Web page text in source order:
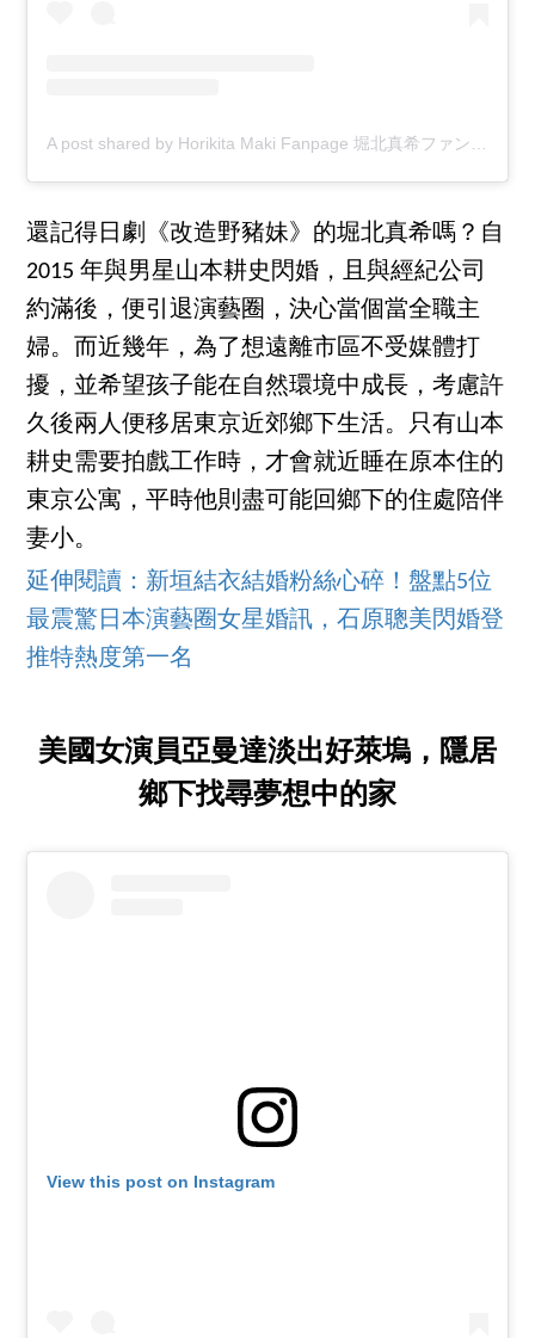
還記得日劇《改造野豬妹》的堀北真希嗎？自
2015 年與男星山本耕史閃婚，且與經紀公司
約滿後，便引退演藝圈，決心當個當全職主
婦。而近幾年，為了想遠離市區不受媒體打
擾，並希望孩子能在自然環境中成長，考慮許
久後兩人便移居東京近郊鄉下生活。只有山本
耕史需要拍戲工作時，才會就近睡在原本住的
東京公寓，平時他則盡可能回鄉下的住處陪伴
妻小。
延伸閱讀：新垣結衣結婚粉絲心碎！盤點5位
最震驚日本演藝圈女星婚訊，石原聰美閃婚登
推特熱度第一名
美國女演員亞曼達淡出好萊塢，隱居
鄉下找尋夢想中的家
View this post on Instagram